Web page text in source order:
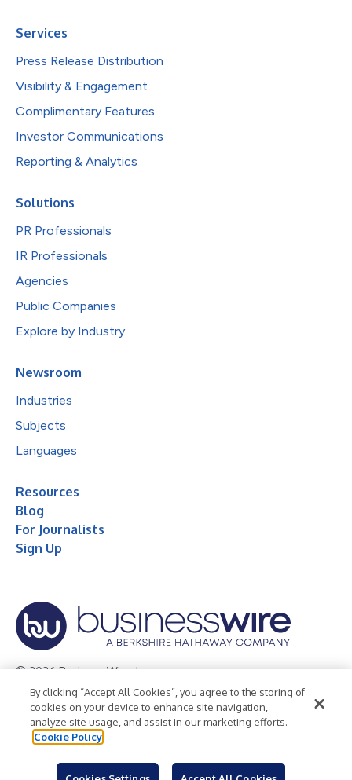
Services
Press Release Distribution
Visibility & Engagement
Complimentary Features
Investor Communications
Reporting & Analytics
Solutions
PR Professionals
IR Professionals
Agencies
Public Companies
Explore by Industry
Newsroom
Industries
Subjects
Languages
Resources
Blog
For Journalists
Sign Up
© 2026 Business Wire, Inc.
Privacy Policy Cookie Policy
Accessibility Statement
Terms of Use
Legal
By clicking “Accept All Cookies”, you agree to the storing of
cookies on your device to enhance site navigation,
analyze site usage, and assist in our marketing efforts.
Cookie Policy